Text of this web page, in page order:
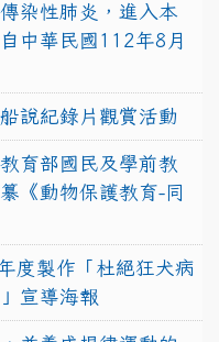
染性肺炎，進入本
中華民國112年8月
說紀錄片觀賞活動
育部國民及學前教
《動物保護教育-同
度製作「杜絕狂犬病
宣導海報